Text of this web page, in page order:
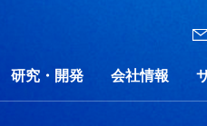
研究・開発 会社情報